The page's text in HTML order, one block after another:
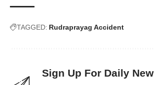
TAGGED: Rudraprayag Accident
Sign Up For Daily